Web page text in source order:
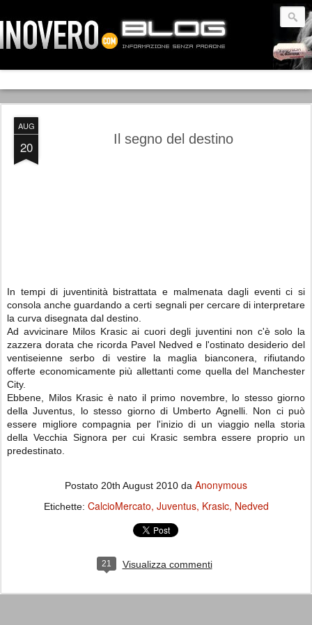
AUG
20 Il segno del destino
In tempi di juventinità bistrattata e malmenata dagli eventi ci si
consola anche guardando a certi segnali per cercare di interpretare
la curva disegnata dal destino.
Ad avvicinare Milos Krasic ai cuori degli juventini non c'è solo la
zazzera dorata che ricorda Pavel Nedved e l'ostinato desiderio del
ventiseienne serbo di vestire la maglia bianconera, rifiutando
offerte economicamente più allettanti come quella del Manchester
City.
Ebbene, Milos Krasic è nato il primo novembre, lo stesso giorno
della Juventus, lo stesso giorno di Umberto Agnelli. Non ci può
essere migliore compagnia per l'inizio di un viaggio nella storia
della Vecchia Signora per cui Krasic sembra essere proprio un
predestinato.
Postato 20th August 2010 da Anonymous
Etichette: CalcioMercato Juventus Krasic Nedved
21 Visualizza commenti